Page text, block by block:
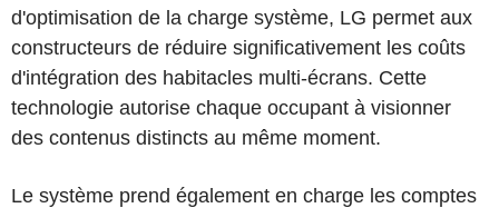
d'optimisation de la charge système, LG permet aux
constructeurs de réduire significativement les coûts
d'intégration des habitacles multi-écrans. Cette
technologie autorise chaque occupant à visionner
des contenus distincts au même moment.
Le système prend également en charge les comptes